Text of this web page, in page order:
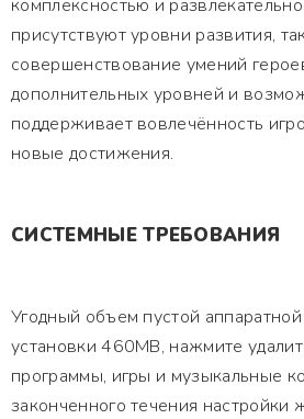
комплексностью и
присутствуют уровни развития,
совершенствование умений
дополнительных уровней и
поддерживает вовлечённость
новые достижения.
СИСТЕМНЫЕ ТРЕБОВАНИЯ
Угодный объем пустой
установки 460MB, нажмите
программы, игры и музыкальные
законченного течения настройки